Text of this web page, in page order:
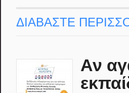
ΔΙΑΒΑΣΤΕ
Αν